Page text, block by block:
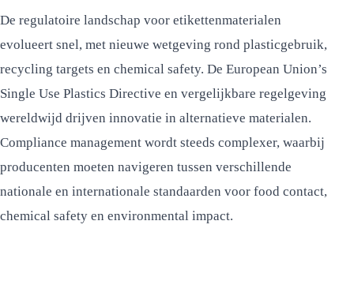
De regulatoire landschap voor etikettenmaterialen
evolueert snel, met nieuwe wetgeving rond plasticgebruik,
recycling targets en chemical safety. De European Union’s
Single Use Plastics Directive en vergelijkbare regelgeving
wereldwijd drijven innovatie in alternatieve materialen.
Compliance management wordt steeds complexer, waarbij
producenten moeten navigeren tussen verschillende
nationale en internationale standaarden voor food contact,
chemical safety en environmental impact.